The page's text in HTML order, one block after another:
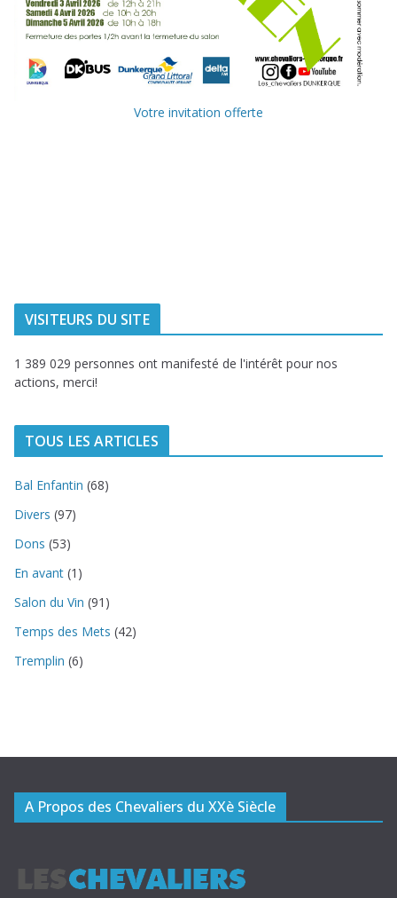
Votre invitation offerte
VISITEURS DU SITE
1 389 029 personnes ont manifesté de l'intérêt pour nos
actions, merci!
TOUS LES ARTICLES
Bal Enfantin (68)
Divers (97)
Dons (53)
En avant (1)
Salon du Vin (91)
Temps des Mets (42)
Tremplin (6)
A Propos des Chevaliers du XXè Siècle